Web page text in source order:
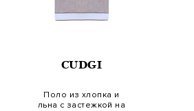
CUDGI
Поло из хлопка и
льна с застежкой на